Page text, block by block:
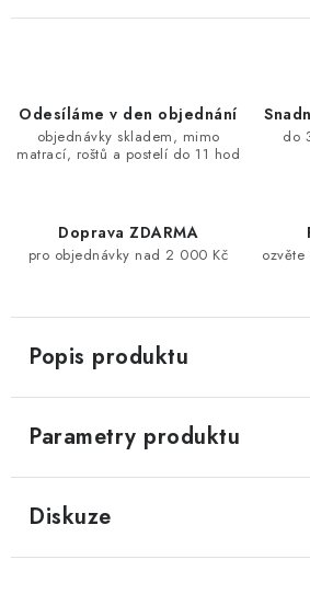
Odesíláme v den objednání
objednávky skladem, mimo
matrací, roštů a postelí do 11 hod
do
Doprava ZDARMA
pro objednávky nad 2 000 Kč
Popis produktu
Parametry produktu
Diskuze